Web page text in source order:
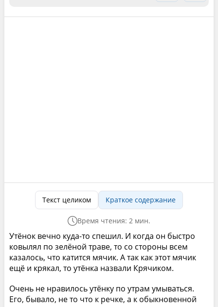
Текст целиком Краткое содержание
Время чтения: 2 мин.
Утёнок вечно куда-то спешил. И когда он быстро
ковылял по зелёной траве, то со стороны всем
казалось, что катится мячик. А так как этот мячик
ещё и крякал, то утёнка назвали Крячиком.
Очень не нравилось утёнку по утрам умываться.
Его, бывало, не то что к речке, а к обыкновенной